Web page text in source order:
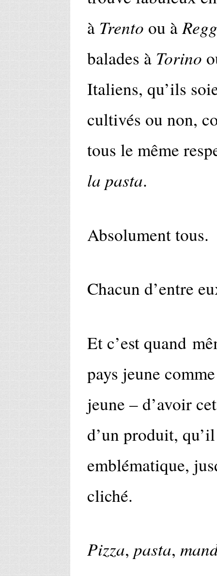
à Trento ou à
balades à Torino
Italiens, qu’ils
cultivés ou non,
tous le même
la pasta.
Absolument tous.
Chacun d’entre
Et c’est quand
pays jeune
jeune – d’avoir
d’un produit,
emblématique,
cliché.
Pizza, pasta,